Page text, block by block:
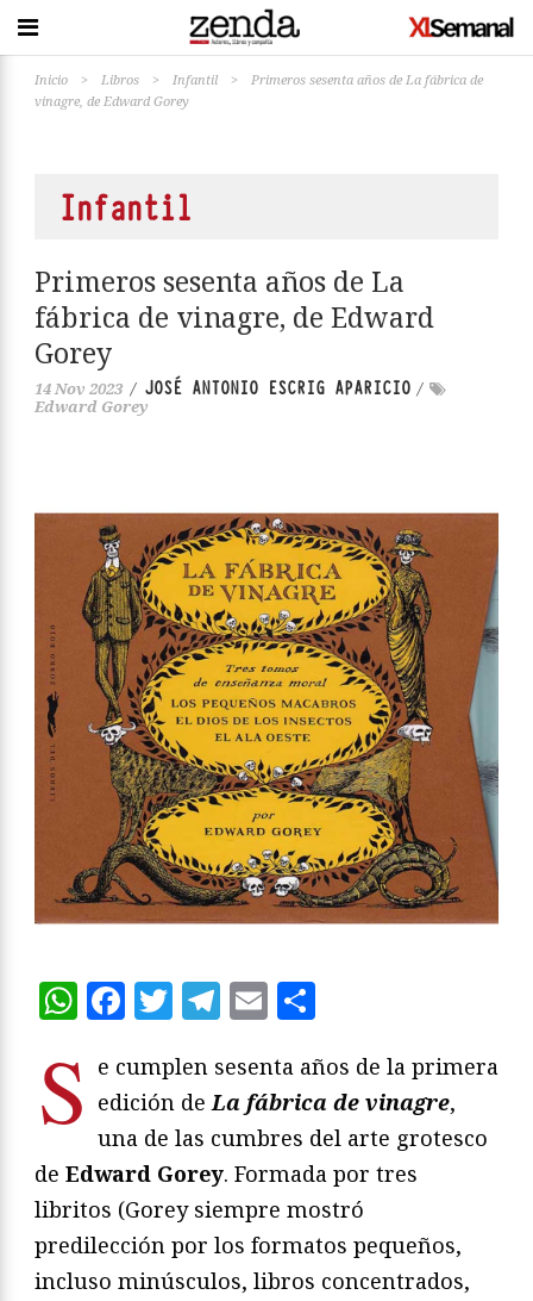
Inicio > Libros > Infantil >
Primeros sesenta años de La fábrica de
vinagre, de Edward Gorey
Infantil
Primeros sesenta años de La
fábrica de vinagre, de Edward
Gorey
14 Nov 2023 / JOSÉ ANTONIO ESCRIG APARICIO /
Edward Gorey
WhatsApp
Facebook
Twitter
Telegram
Email
S e cumplen sesenta años de la primera
edición deLa fábrica de vinagre,
una de las cumbres del arte grotesco
de Edward Gorey. Formada por tres
libritos (Gorey siempre mostró
predilección por los formatos pequeños,
incluso minúsculos, libros concentrados,